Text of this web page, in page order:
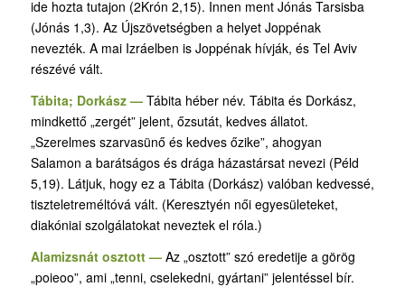
ide hozta tutajon (2Krón 2,15). Innen ment Jónás Tarsisba
(Jónás 1,3). Az Újszövetségben a helyet Joppénak
nevezték. A mai Izráelben is Joppénak hívják, és Tel Aviv
részévé vált.
Tábita; Dorkász — Tábita héber név. Tábita és Dorkász,
mindkettő „zergét” jelent, őzsutát, kedves állatot.
„Szerelmes szarvasünő és kedves őzike”, ahogyan
Salamon a barátságos és drága házastársat nevezi (Péld
5,19). Látjuk, hogy ez a Tábita (Dorkász) valóban kedvessé,
tiszteletreméltóvá vált. (Keresztyén női egyesületeket,
diakóniai szolgálatokat neveztek el róla.)
Alamizsnát osztott — Az „osztott” szó eredetije a görög
„poieoo”, ami „tenni, cselekedni, gyártani” jelentéssel bír.